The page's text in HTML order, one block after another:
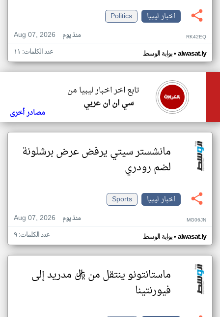
اخبار ليبيا
Politics
Aug 07, 2026
منذ يوم RK42EQ
بوابة الوسط• alwasat.ly عدد الكلمات: ١١
تابع اخر اخبار ليبيا من
سي ان ان عربي
مصادر أخرى
مانشستر سيتي يرفض عرض برشلونة
لضم رودري
اخبار ليبيا
Sports
Aug 07, 2026
منذ يوم MG06JN
بوابة الوسط• alwasat.ly عدد الكلمات: ٩
ماستانتونو ينتقل من ريال مدريد إلى
فيورنتينا